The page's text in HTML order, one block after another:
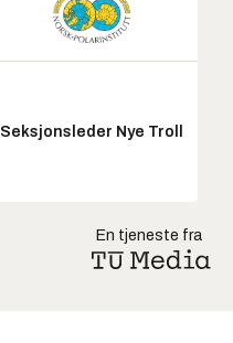
Seksjonsleder Nye Troll
En tjeneste fra